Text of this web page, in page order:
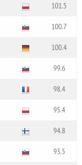
101.5
100.7
100.4
99.6
98.4
95.4
94.8
93.5